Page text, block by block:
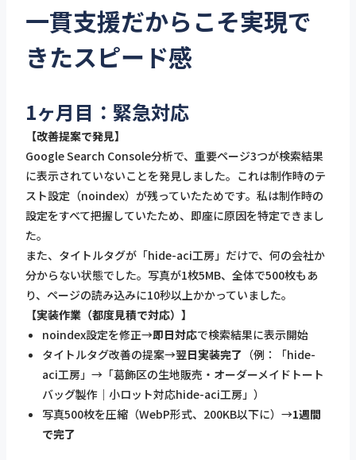
一貫支援だからこそ実現で
きたスピード感
1ヶ月目：緊急対応
【改善提案で発見】
Google Search Console分析で、重要ページ3つが検索結果
に表示されていないことを発見しました。これは制作時のテ
スト設定（noindex）が残っていたためです。私は制作時の
設定をすべて把握していたため、即座に原因を特定できまし
た。
また、タイトルタグが「hide-aci工房」だけで、何の会社か
分からない状態でした。写真が1枚5MB、全体で500枚もあ
り、ページの読み込みに10秒以上かかっていました。
【実装作業（都度見積で対応）】
noindex設定を修正→即日対応で検索結果に表示開始
タイトルタグ改善の提案→翌日実装完了 （例：「hide-
aci工房」→「葛飾区の生地販売・オーダーメイドトート
バッグ製作｜小ロット対応hide-aci工房」）
写真500枚を圧縮（WebP形式、200KB以下に）→1週間
で完了